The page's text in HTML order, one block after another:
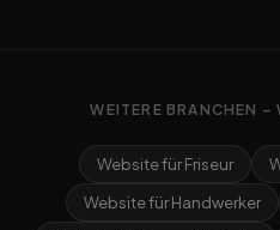
WEITERE BRANCHEN –
Website für Friseur
Website für Handwerker